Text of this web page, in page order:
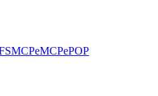
MCPeMCPePOP